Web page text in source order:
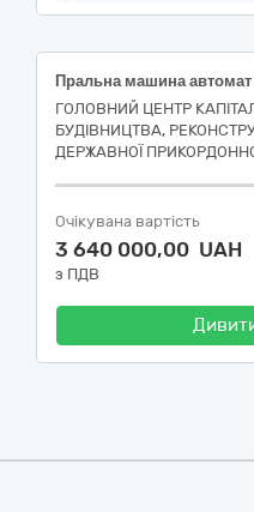
Пральна машина
ГОЛОВНИЙ ЦЕНТР
БУДІВНИЦТВА,
ДЕРЖАВНОЇ
Очікувана вартість
3 640 000,00 UAH
з ПДВ